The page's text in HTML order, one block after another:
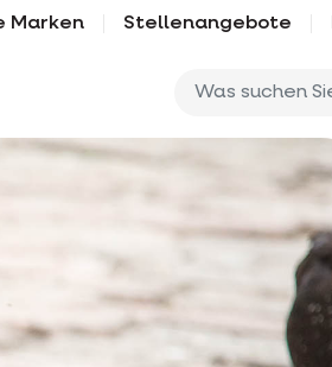
Marken Stellenangebote